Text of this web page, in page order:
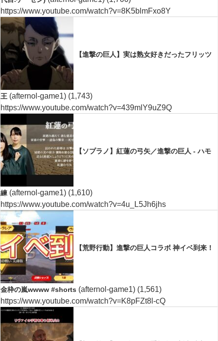
https://www.youtube.com/watch?v=8K5blmFxo8Y
【進撃の巨人】実は熟女好きだったフリッツ
王 (afternol-game1) (1,743)
https://www.youtube.com/watch?v=439mlY9uZ9Q
【ソプラノ】紅蓮の弓矢／進撃の巨人 - ハモ
練 (afternol-game1) (1,610)
https://www.youtube.com/watch?v=4u_L5Jh6jhs
【荒野行動】進撃の巨人コラボ 神イベ到来！
金枠の嵐wwww #shorts (afternol-game1) (1,561)
https://www.youtube.com/watch?v=K8pFZt8l-cQ